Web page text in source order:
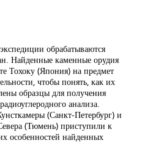
обрабатываются
Найденные каменные орудия
Тохоку (Япония) на предмет
чтобы понять, как их
образцы для получения
анализа.
(Санкт-Петербург) и
(Тюмень) приступили к
особенностей найденных